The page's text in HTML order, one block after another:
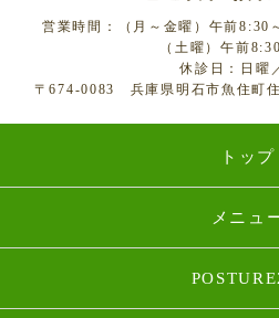
営業時間：（月～金曜）午前8:30
（土曜）午前
休診日：日曜
〒674-0083 兵庫県明石市魚住町
トップ
メニュ